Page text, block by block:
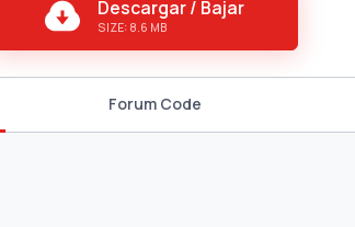
Descargar / Bajar
SIZE: 8.6 MB
Forum Code